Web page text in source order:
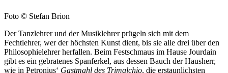
Foto © Stefan Brion
Der Tanzlehrer und der Musiklehrer prügeln sich mit dem
Fechtlehrer, wer der höchsten Kunst dient, bis sie alle drei über den
Philosophielehrer herfallen. Beim Festschmaus im Hause Jourdain
gibt es ein gebratenes Spanferkel, aus dessen Bauch der Hausherr,
wie in Petronius‘ Gastmahl des Trimalchio, die erstaunlichsten